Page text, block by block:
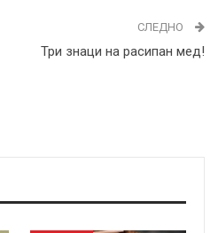
СЛЕДНО
Три знаци на расипан мед!